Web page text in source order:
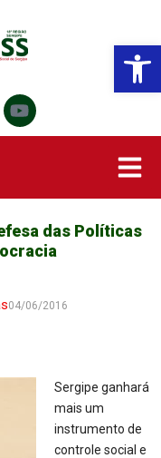
das Políticas
04/06/2016
Sergipe ganhará
mais um
instrumento de
controle social e